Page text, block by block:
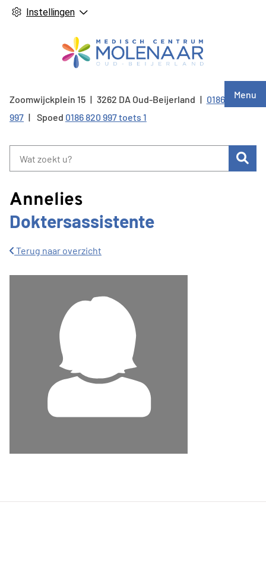
Instellingen
Menu
Zoomwijckplein 15 3262 DA Oud-Beijerland Tel:
0186 820
997
Spoed 0186 820 997 toets 1
Annelies
Doktersassistente
Terug naar overzicht